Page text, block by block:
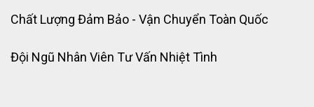
Chất Lượng Đảm Bảo - Vận Chuyển Toàn Quốc
Đội Ngũ Nhân Viên Tư Vấn Nhiệt Tình